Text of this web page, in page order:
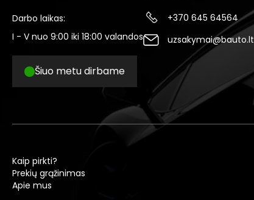
Darbo laikas:
I - V nuo 9:00 iki 18:00 valandos
Šiuo metu dirbame
+370 645 64564
uzsakymai@bauto.lt
Kaip pirkti?
Prekių grąžinimas
Apie mus